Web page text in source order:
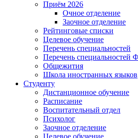
Приём 2026
Очное отделение
Заочное отделение
Рейтинговые списки
Целевое обучение
Перечень специальностей
Перечень специальностей
Общежития
Школа иностранных языков
Студенту
Дистанционное обучение
Расписание
Воспитательный отдел
Психолог
Заочное отделение
Целевое обучение